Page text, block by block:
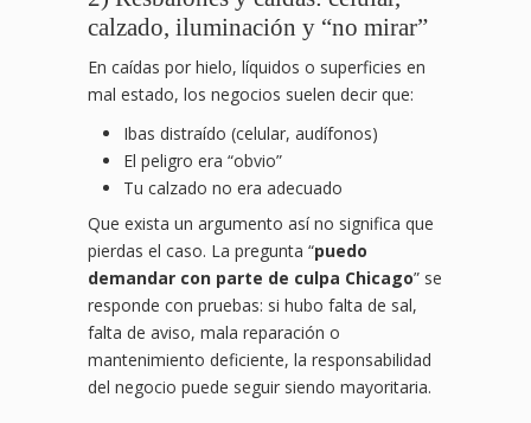
calzado, iluminación y “no mirar”
En caídas por hielo, líquidos o superficies en
mal estado, los negocios suelen decir que:
Ibas distraído (celular, audífonos)
El peligro era “obvio”
Tu calzado no era adecuado
Que exista un argumento así no significa que
pierdas el caso. La pregunta “puedo
demandar con parte de culpa Chicago” se
responde con pruebas: si hubo falta de sal,
falta de aviso, mala reparación o
mantenimiento deficiente, la responsabilidad
del negocio puede seguir siendo mayoritaria.